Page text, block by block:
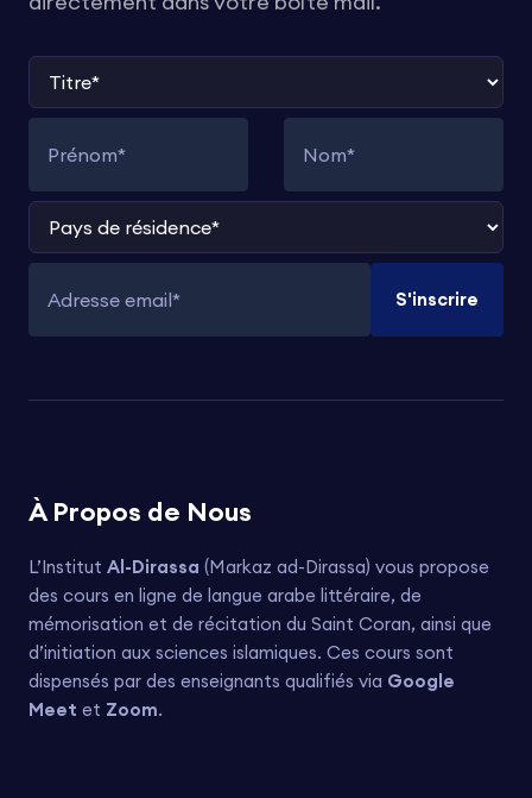
Titre
Pays de résidence
S'inscrire
À Propos de Nous
L’Institut Al-Dirassa (Markaz ad-Dirassa) vous propose
des cours en ligne de langue arabe littéraire, de
mémorisation et de récitation du Saint Coran, ainsi que
d’initiation aux sciences islamiques. Ces cours sont
dispensés par des enseignants qualifiés via Google
Meet et Zoom.